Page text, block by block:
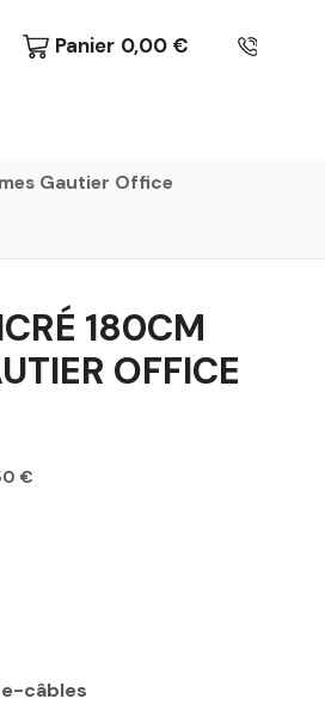
Panier 0,00 €
Gautier Office
180CM
OFFICE
€
câbles